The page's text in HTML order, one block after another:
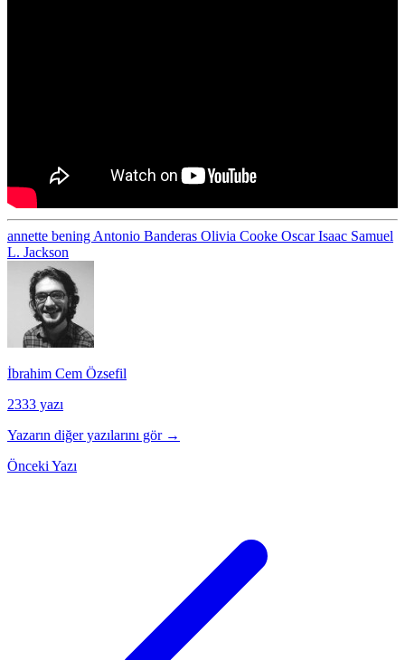
annette bening Antonio Banderas Olivia Cooke Oscar Isaac Samuel
L. Jackson
İbrahim Cem Özsefil
2333 yazı
Yazarın diğer yazılarını gör →
Önceki Yazı